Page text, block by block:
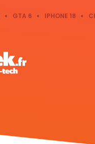
GTA 6 IPHONE 18